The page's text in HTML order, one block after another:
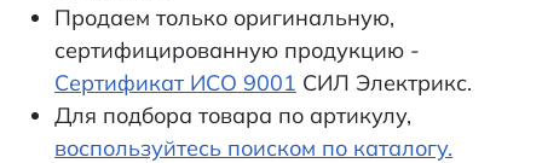
Продаем только оригинальную,
сертифицированную продукцию -
Сертификат ИСО 9001 СИЛ Электрикс.
Для подбора товара по артикулу,
воспользуйтесь поиском по каталогу.